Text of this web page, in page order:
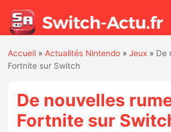
Actualités
Accueil »Actualités Nintendo »Jeux » De
Fortnite sur Switch
De nouvelles
Fortnite sur